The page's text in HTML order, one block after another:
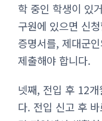
학 중인 학생이 있
구원에 있으면 신
증명서를, 제대군
제출해야 합니다.
넷째, 전입 후 12
다. 전입 신고 후